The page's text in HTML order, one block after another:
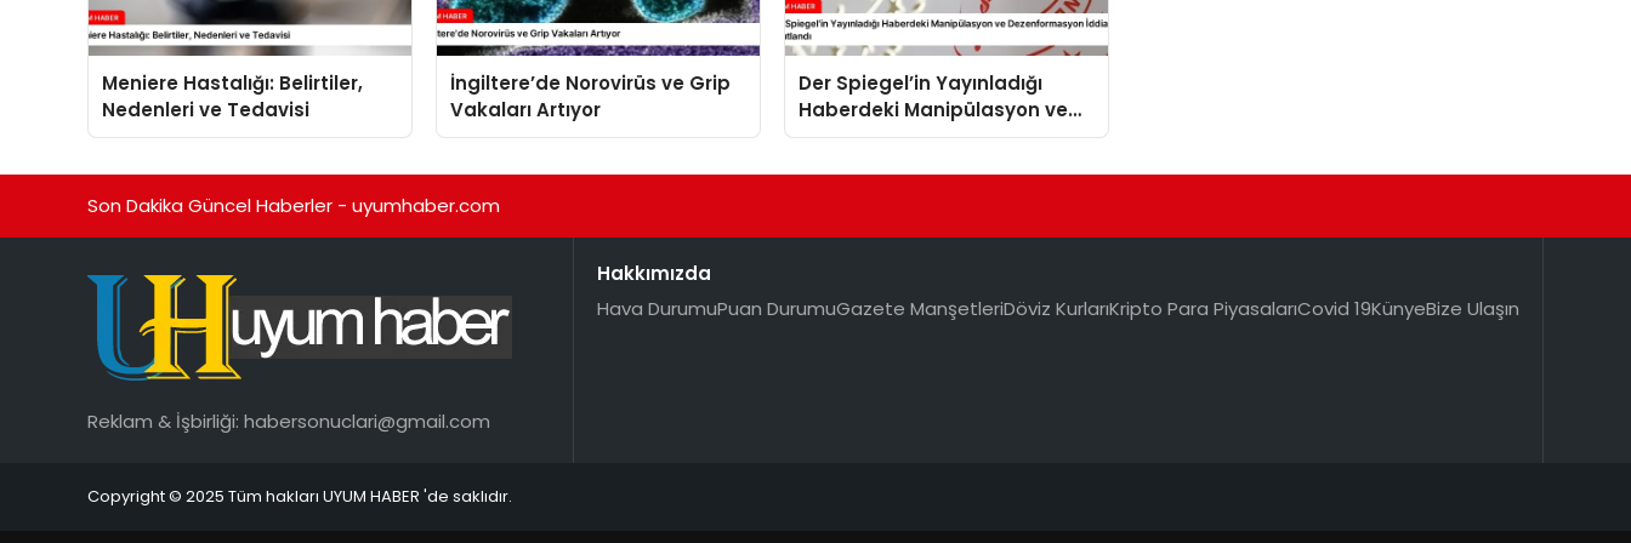
Meniere Hastalığı: Belirtiler,
Nedenleri ve Tedavisi
İngiltere’de Norovirüs ve Grip
Vakaları Artıyor
Der Spiegel’in Yayınladığı
Haberdeki Manipülasyon ve
Dezenformasyon İddiaları
Son Dakika Güncel Haberler - uyumhaber.com
Reklam & İşbirliği: habersonuclari@gmail.com
Hakkımızda
Hava DurumuPuan DurumuGazete ManşetleriDöviz KurlarıKripto Para PiyasalarıCovid 19KünyeBize Ulaşın
Copyright © 2025 Tüm hakları UYUM HABER 'de saklıdır.